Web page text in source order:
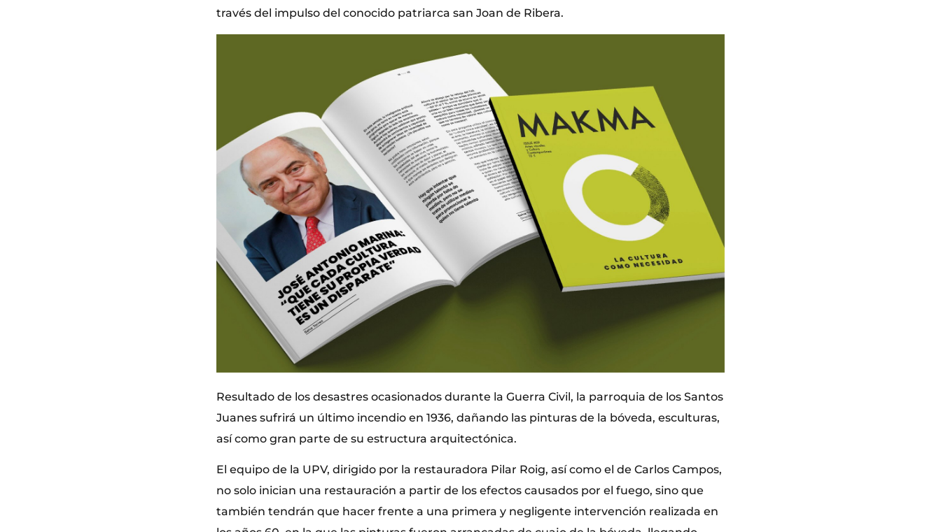
través del impulso del conocido patriarca san Joan de Ribera.
Resultado de los desastres ocasionados durante la Guerra Civil, la parroquia de los Santos
Juanes sufrirá un último incendio en 1936, dañando las pinturas de la bóveda, esculturas,
así como gran parte de su estructura arquitectónica.
El equipo de la UPV, dirigido por la restauradora Pilar Roig, así como el de Carlos Campos,
no solo inician una restauración a partir de los efectos causados por el fuego, sino que
también tendrán que hacer frente a una primera y negligente intervención realizada en